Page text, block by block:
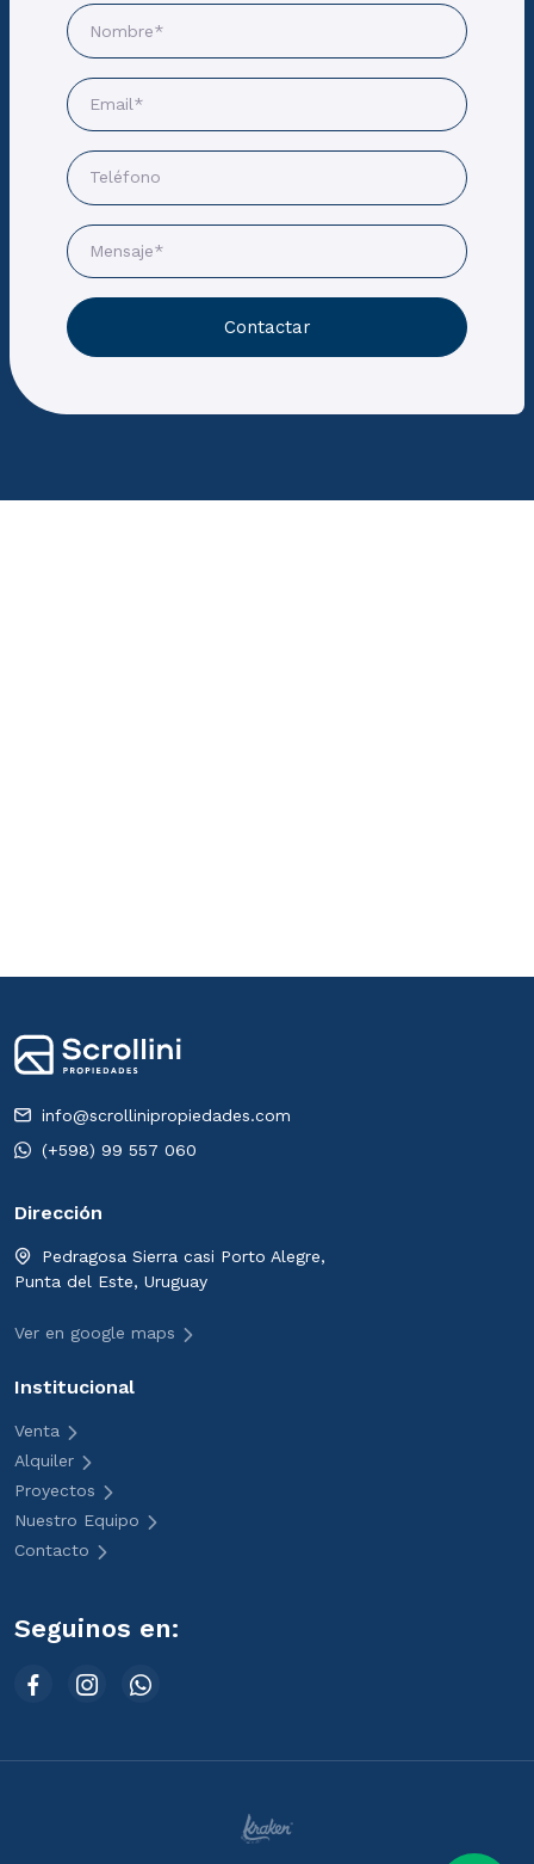
Contactar
info@scrollinipropiedades.com
(+598) 99 557 060
Dirección
Pedragosa Sierra casi Porto Alegre,
Punta del Este, Uruguay
Ver en google maps
Institucional
Venta
Alquiler
Proyectos
Nuestro Equipo
Contacto
Seguinos en: